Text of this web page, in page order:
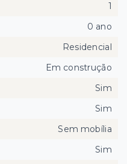
1
0 ano
Residencial
Em construção
Sim
Sim
Sem mobília
Sim